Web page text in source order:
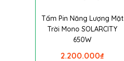
Tấm Pin Năng Lượng Mặt
Trời Mono SOLARCITY
650W
₫
2.200.000